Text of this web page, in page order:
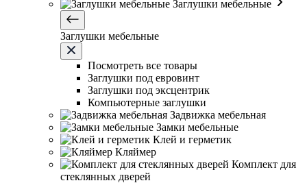
Заглушки мебельные
Заглушки мебельные
Посмотреть все товары
Заглушки под евровинт
Заглушки под эксцентрик
Компьютерные заглушки
Задвижка мебельная
Замки мебельные
Клей и герметик
Кляймер
Комплект для
стеклянных дверей